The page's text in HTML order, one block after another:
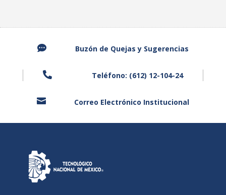
 Buzón de Quejas y Sugerencias
 Teléfono: (612) 12-104-24
 Correo Electrónico Institucional